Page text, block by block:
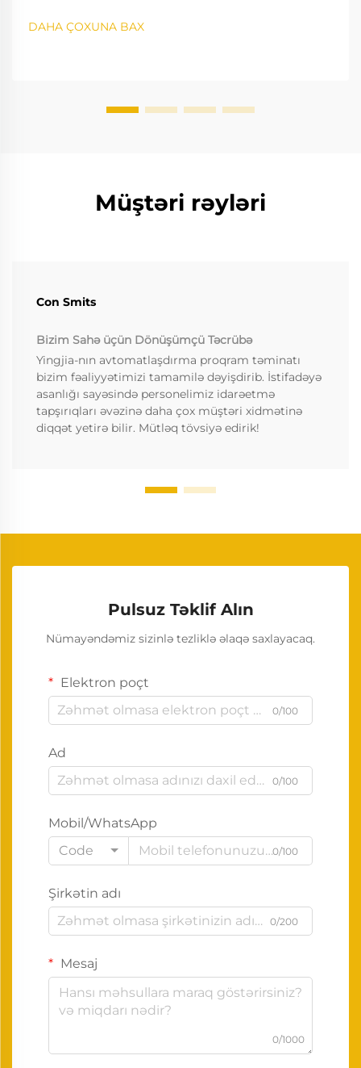
Daha çox məlumat əldə edin.
DAHA ÇOXUNA BAX
Müştəri rəyləri
Con Smits
Bizim Sahə üçün Dönüşümçü Təcrübə
Yingjia-nın avtomatlaşdırma proqram təminatı
bizim fəaliyyətimizi tamamilə dəyişdirib. İstifadəyə
asanlığı sayəsində personelimiz idarəetmə
tapşırıqları əvəzinə daha çox müştəri xidmətinə
diqqət yetirə bilir. Mütləq tövsiyə edirik!
Pulsuz Təklif Alın
Nümayəndəmiz sizinlə tezliklə əlaqə saxlayacaq.
Elektron poçt
0/100
Ad
0/100
Mobil/WhatsApp
Code
0/100
Şirkətin adı
0/200
Mesaj
0/1000